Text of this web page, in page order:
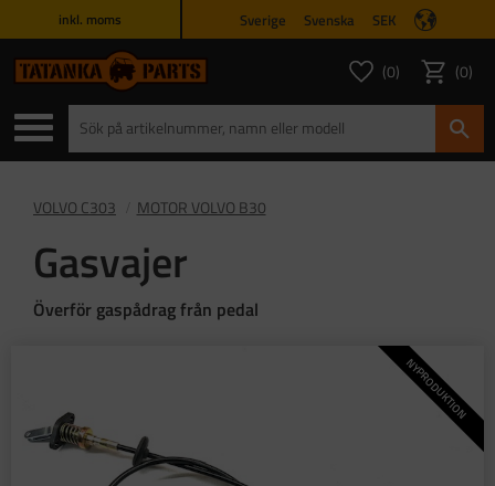
inkl. moms Sverige Svenska SEK
Favoriter
ANTAL
0 Kundvagn
0
VOLVO C303 MOTOR VOLVO B30
Gasvajer
Överför gaspådrag från pedal
NYPRODUKTION